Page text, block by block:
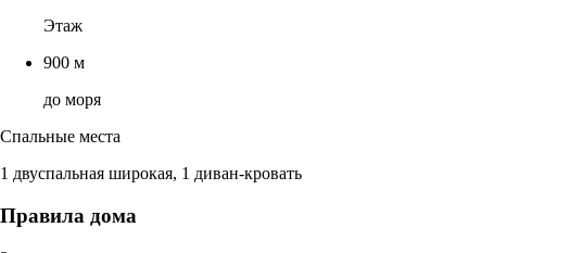
Этаж
900 м
до моря
Спальные места
1 двуспальная широкая, 1 диван-кровать
Правила дома